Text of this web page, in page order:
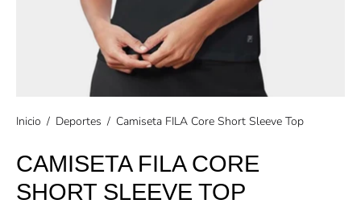
Inicio / Deportes / Camiseta FILA Core Short Sleeve Top
CAMISETA FILA CORE
SHORT SLEEVE TOP